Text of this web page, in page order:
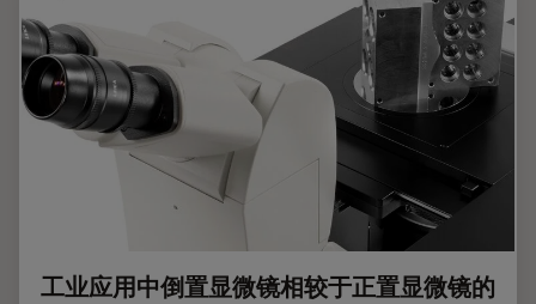
工业应用中倒置显微镜相较于正置显微镜的